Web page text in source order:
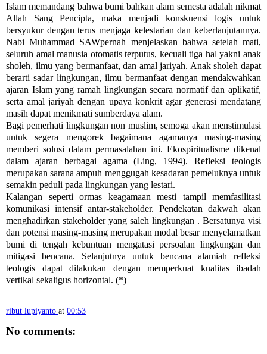
Islam memandang bahwa bumi bahkan alam semesta adalah nikmat
Allah Sang Pencipta, maka menjadi konskuensi logis untuk
bersyukur dengan terus menjaga kelestarian dan keberlanjutannya.
Nabi Muhammad SAWpernah menjelaskan bahwa setelah mati,
seluruh amal manusia otomatis terputus, kecuali tiga hal yakni anak
sholeh, ilmu yang bermanfaat, dan amal jariyah. Anak sholeh dapat
berarti sadar lingkungan, ilmu bermanfaat dengan mendakwahkan
ajaran Islam yang ramah lingkungan secara normatif dan aplikatif,
serta amal jariyah dengan upaya konkrit agar generasi mendatang
masih dapat menikmati sumberdaya alam.
Bagi pemerhati lingkungan non muslim, semoga akan menstimulasi
untuk segera mengorek bagaimana agamanya masing-masing
memberi solusi dalam permasalahan ini. Ekospiritualisme dikenal
dalam ajaran berbagai agama (Ling, 1994). Refleksi teologis
merupakan sarana ampuh menggugah kesadaran pemeluknya untuk
semakin peduli pada lingkungan yang lestari.
Kalangan seperti ormas keagamaan mesti tampil memfasilitasi
komunikasi intensif antar-stakeholder. Pendekatan dakwah akan
menghadirkan stakeholder yang saleh lingkungan . Bersatunya visi
dan potensi masing-masing merupakan modal besar menyelamatkan
bumi di tengah kebuntuan mengatasi persoalan lingkungan dan
mitigasi bencana. Selanjutnya untuk bencana alamiah refleksi
teologis dapat dilakukan dengan memperkuat kualitas ibadah
vertikal sekaligus horizontal. (*)
ribut lupiyanto at 00:53
No comments: